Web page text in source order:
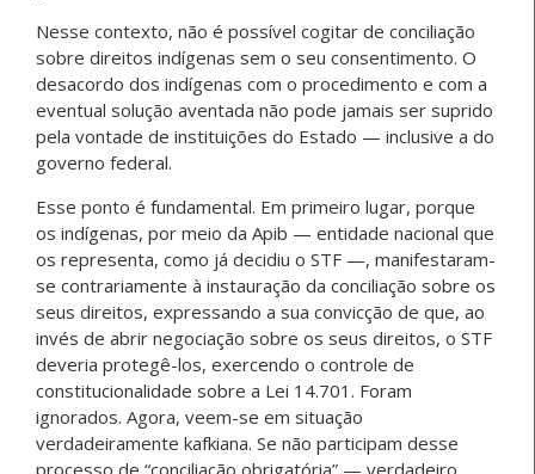
Nesse contexto, não é possível cogitar de conciliação
sobre direitos indígenas sem o seu consentimento. O
desacordo dos indígenas com o procedimento e com a
eventual solução aventada não pode jamais ser suprido
pela vontade de instituições do Estado — inclusive a do
governo federal.
Esse ponto é fundamental. Em primeiro lugar, porque
os indígenas, por meio da Apib — entidade nacional que
os representa, como já decidiu o STF —, manifestaram-
se contrariamente à instauração da conciliação sobre os
seus direitos, expressando a sua convicção de que, ao
invés de abrir negociação sobre os seus direitos, o STF
deveria protegê-los, exercendo o controle de
constitucionalidade sobre a Lei 14.701. Foram
ignorados. Agora, veem-se em situação
verdadeiramente kafkiana. Se não participam desse
processo de “conciliação obrigatória” — verdadeiro